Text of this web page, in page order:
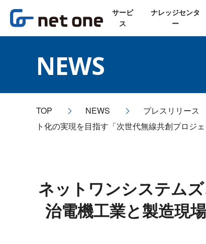
サービ
ス
ナレッジセンタ
ー
NEWS
TOP NEWS プレスリリース
ト化の実現を目指す「次世代無線共創プロジ
ネットワンシステム
治電機工業と製造現